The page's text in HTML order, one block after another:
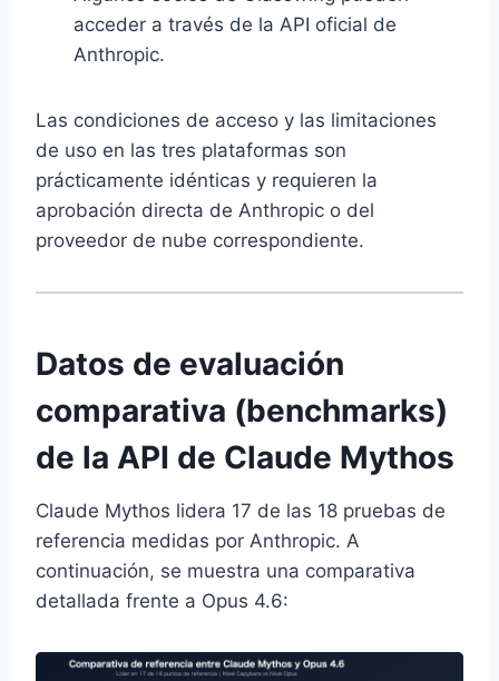
acceder a través de la API oficial de
Anthropic.
Las condiciones de acceso y las limitaciones
de uso en las tres plataformas son
prácticamente idénticas y requieren la
aprobación directa de Anthropic o del
proveedor de nube correspondiente.
Datos de evaluación
comparativa (benchmarks)
de la API de Claude Mythos
Claude Mythos lidera 17 de las 18 pruebas de
referencia medidas por Anthropic. A
continuación, se muestra una comparativa
detallada frente a Opus 4.6: